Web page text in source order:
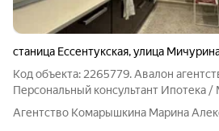
станица Ессентукская,улица
Код объекта: 2265779. Авалон
Персональный консультант Ипотека /
ипотека Юр. Сопровождение. Дом на
просторном земельном участке.
Агентство Комарышкина Марина